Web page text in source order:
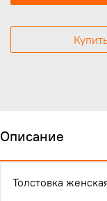
Описание
Толстовка